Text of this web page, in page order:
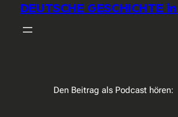
DEUTSCHE GESCHICHTE
Den Beitrag als Podcast hören: